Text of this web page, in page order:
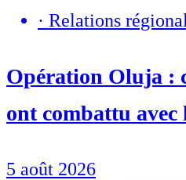
· Relations
Opération Oluja :
ont combattu avec
5 août 2026